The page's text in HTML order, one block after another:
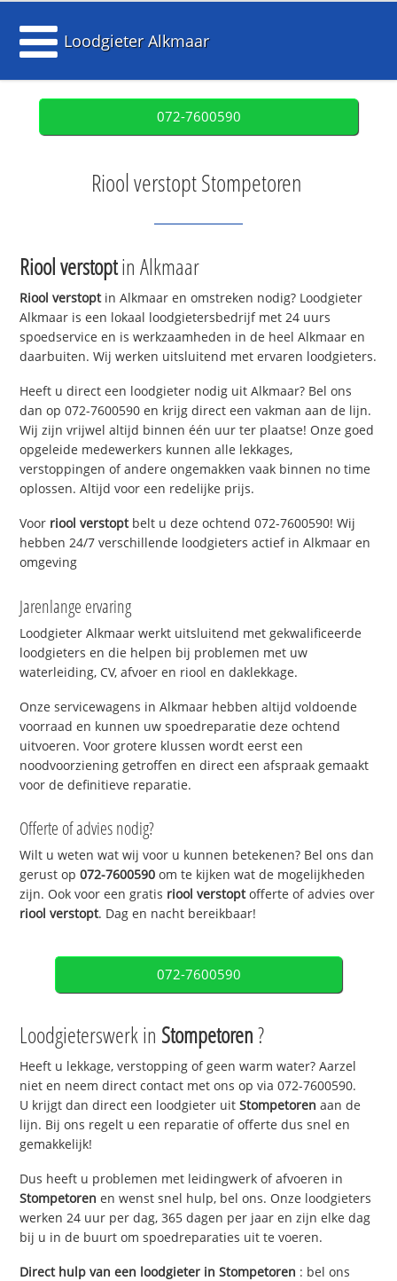
Loodgieter Alkmaar
072-7600590
Riool verstopt Stompetoren
Riool verstoptin Alkmaar
Riool verstoptin Alkmaar en omstreken nodig? Loodgieter
Alkmaar is een lokaal loodgietersbedrijf met 24 uurs
spoedservice en is werkzaamheden in de heel Alkmaar en
daarbuiten. Wij werken uitsluitend met ervaren loodgieters.
Heeft u direct een loodgieter nodig uit Alkmaar? Bel ons
dan op 072-7600590 en krijg direct een vakman aan de lijn.
Wij zijn vrijwel altijd binnen één uur ter plaatse! Onze goed
opgeleide medewerkers kunnen alle lekkages,
verstoppingen of andere ongemakken vaak binnen no time
oplossen. Altijd voor een redelijke prijs.
Voor riool verstoptbelt u deze ochtend 072-7600590! Wij
hebben 24/7 verschillende loodgieters actief in Alkmaar en
omgeving
Jarenlange ervaring
Loodgieter Alkmaar werkt uitsluitend met gekwalificeerde
loodgieters en die helpen bij problemen met uw
waterleiding, CV, afvoer en riool en daklekkage.
Onze servicewagens in Alkmaar hebben altijd voldoende
voorraad en kunnen uw spoedreparatie deze ochtend
uitvoeren. Voor grotere klussen wordt eerst een
noodvoorziening getroffen en direct een afspraak gemaakt
voor de definitieve reparatie.
Offerte of advies nodig?
Wilt u weten wat wij voor u kunnen betekenen? Bel ons dan
gerust op072-7600590 om te kijken wat de mogelijkheden
zijn. Ook voor een gratis riool verstoptofferte of advies over
riool verstopt. Dag en nacht bereikbaar!
072-7600590
Loodgieterswerk in Stompetoren?
Heeft u lekkage, verstopping of geen warm water? Aarzel
niet en neem direct contact met ons op via 072-7600590.
U krijgt dan direct een loodgieter uitStompetorenaan de
lijn. Bij ons regelt u een reparatie of offerte dus snel en
gemakkelijk!
Dus heeft u problemen met leidingwerk of afvoeren in
Stompetorenen wenst snel hulp, bel ons. Onze loodgieters
werken 24 uur per dag, 365 dagen per jaar en zijn elke dag
bij u in de buurt om spoedreparaties uit te voeren.
Direct hulp van een loodgieter inStompetoren : bel ons